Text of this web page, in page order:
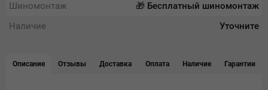
Шиномонтаж
🎁 Бесплатный шиномонтаж
Наличие
Уточните
Описание Отзывы Доставка Оплата Наличие Гарантии